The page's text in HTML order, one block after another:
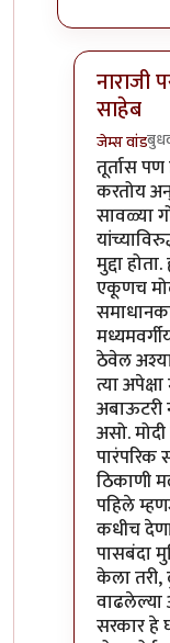
नाराजी
साहेब
जेम्स वांड
In reply
तूर्तास पण
करतोय
सावळ्या
मुद्दा
एकूणच
ठेवेल
त्या
असो.
ठिकाणी
पहिले
कधीच
पासबंदा
केला तरी,
वाढलेल्या
सरकार हे